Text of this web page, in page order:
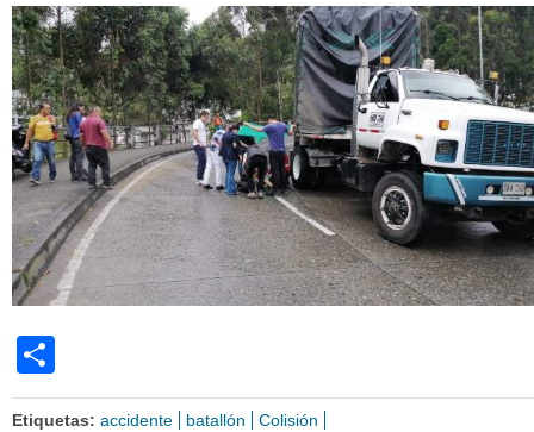
Etiquetas: accidente batallón Colisión